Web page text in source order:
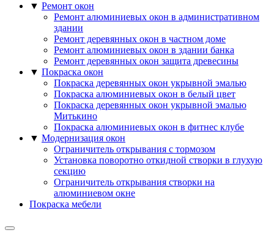
▼ Ремонт окон
Ремонт алюминиевых окон в административном
здании
Ремонт деревянных окон в частном доме
Ремонт алюминиевых окон в здании банка
Ремонт деревянных окон защита древесины
▼ Покраска окон
Покраска деревянных окон укрывной эмалью
Покраска алюминиевых окон в белый цвет
Покраска деревянных окон укрывной эмалью
Митькино
Покраска алюминиевых окон в фитнес клубе
▼ Модернизация окон
Ограничитель открывания с тормозом
Установка поворотно откидной створки в глухую
секцию
Ограничитель открывания створки на
алюминиевом окне
Покраска мебели